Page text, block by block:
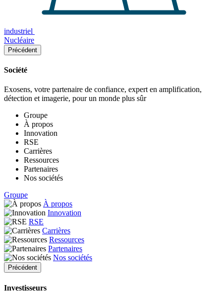
industriel
Nucléaire
Précédent
Société
Exosens, votre partenaire de confiance, expert en amplification,
détection et imagerie, pour un monde plus sûr
Groupe
À propos
Innovation
RSE
Carrières
Ressources
Partenaires
Nos sociétés
Groupe
À propos
Innovation
RSE
Carrières
Ressources
Partenaires
Nos sociétés
Précédent
Investisseurs